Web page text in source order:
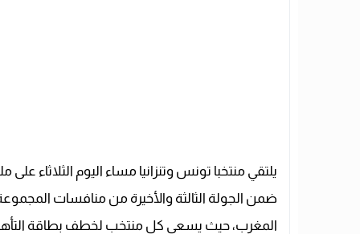
يلتقي منتخبا تونس وتنزانيا مساء اليوم الثلاثاء
المغرب، حيث يسعى كل منتخب لخطف بطاقة التأهل